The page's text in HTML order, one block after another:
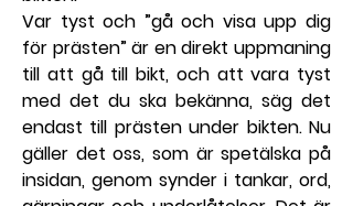
Var tyst och ”gå och visa upp dig
för prästen” är en direkt uppmaning
till att gå till bikt, och att vara tyst
med det du ska bekänna, säg det
endast till prästen under bikten. Nu
gäller det oss, som är spetälska på
insidan, genom synder i tankar, ord,